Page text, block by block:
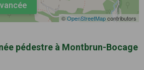
©OpenStreetMapcontributors
pédestre à Montbrun-Bocage